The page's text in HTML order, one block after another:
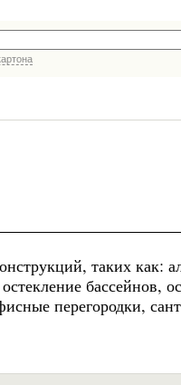
таких как:
бассейнов,
перегородки,